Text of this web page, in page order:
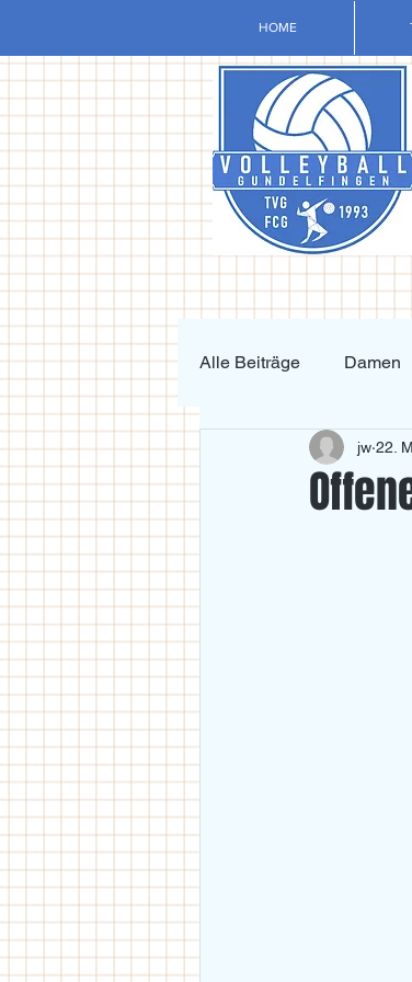
HOME
Alle Beiträge Damen
Krafttraining und
jw 22.